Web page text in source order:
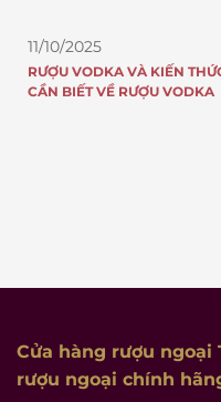
11/10/2025
RƯỢU VODKA VÀ KIẾN
CẦN BIẾT VỀ RƯỢU VODKA
Cửa hàng rượu ngoại
rượu ngoại chính